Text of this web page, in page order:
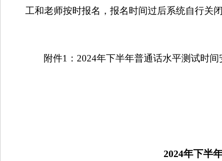
工和老师按时报名，报名时间过后系统自行关
附件1 ： 2024年下半年普通话水平测试时间
2024年下半